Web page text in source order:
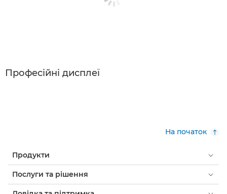
Професійні дисплеї
На початок
Продукти
Послуги та рішення